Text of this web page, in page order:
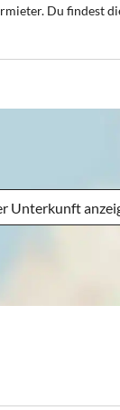
Du findest
Unterkunft